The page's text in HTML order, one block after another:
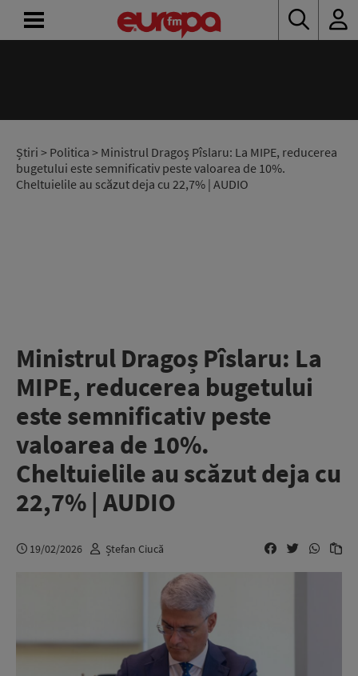
Știri > Politica > Ministrul Dragoș Pîslaru: La MIPE, reducerea
bugetului este semnificativ peste valoarea de 10%.
Cheltuielile au scăzut deja cu 22,7% | AUDIO
Ministrul Dragoș Pîslaru: La
MIPE, reducerea bugetului
este semnificativ peste
valoarea de 10%.
Cheltuielile au scăzut deja cu
22,7% | AUDIO
19/02/2026 Ștefan Ciucă
RADIO
CONCURSURI